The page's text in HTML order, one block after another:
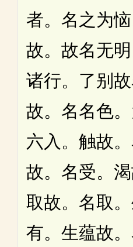
者。名之为
故。故名无
诸行。了别
故。名名色
六入。触故
故。名受。渴
取故。名取
有。生蕴故